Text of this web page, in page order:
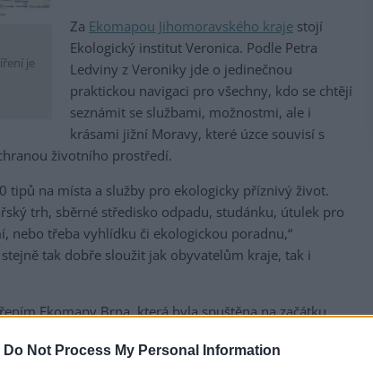
Do Not Process My Personal Information
je
Za Ekomapou Jihomoravského kraje stojí
Ekologický institut Veronica. Podle Petra
Ledviny z Veroniky jde o jedinečnou
praktickou navigaci pro všechny, kdo se chtějí
seznámit se službami, možnostmi, ale i
krásami jižní Moravy, které úzce souvisí s
životního prostředí.
tipů na místa a služby pro ekologicky příznivý život.
trh, sběrné středisko odpadu, studánku, útulek pro
nebo třeba vyhlídku či ekologickou poradnu,“
tak dobře sloužit jak obyvatelům kraje, tak i
Ekomapy Brna, která byla spuštěna na začátku
republiky, doplňuje Petr Ledvina.